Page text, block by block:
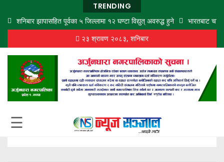
TRENDING
शनिबार झापासहित पूर्वका ५ जिल्लामा १२ घण्टा विद्युत् अवरुद्ध हुने
भारतबाट चार
२३ श्रावण २०८३, शनिबार
☰
पृष्ठ
समाज
विचार
शिक्षा